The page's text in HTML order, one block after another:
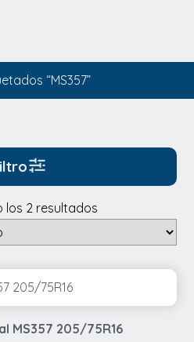
“MS357”
los 2 resultados
MS357 205/75R16